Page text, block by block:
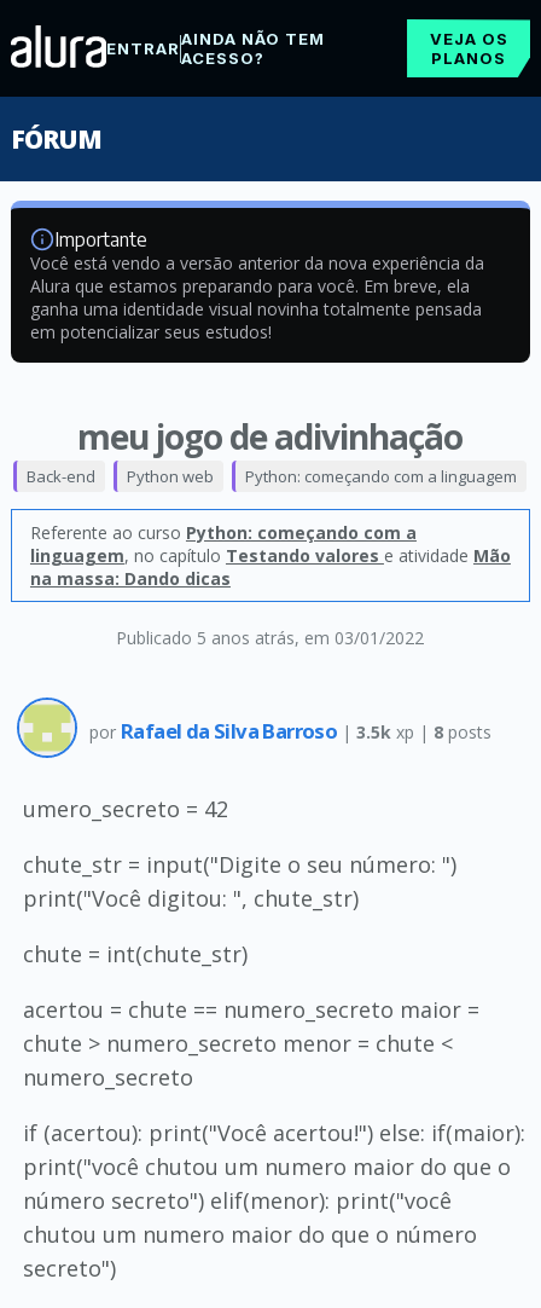
ENTRARAINDA NÃO TEM
ACESSO?
VEJA OS
PLANOS
FÓRUM
Importante
Você está vendo a versão anterior da nova experiência da
Alura que estamos preparando para você. Em breve, ela
ganha uma identidade visual novinha totalmente pensada
em potencializar seus estudos!
meu jogo de adivinhação
Publicado 5 anos atrás, em 03/01/2022
Back-end Python web Python: começando com a linguagem
Referente ao curso Python: começando com a
linguagem, no capítulo Testando valores e atividade Mão
na massa: Dando dicas
por Rafael da Silva Barroso | 3.5k xp | 8posts
umero_secreto = 42
chute_str = input("Digite o seu número: ")
print("Você digitou: ", chute_str)
chute = int(chute_str)
acertou = chute == numero_secreto maior =
chute > numero_secreto menor = chute <
numero_secreto
if (acertou): print("Você acertou!") else: if(maior):
print("você chutou um numero maior do que o
número secreto") elif(menor): print("você
chutou um numero maior do que o número
secreto")